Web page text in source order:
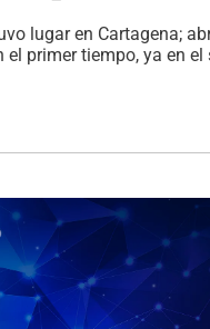
lugar en Cartagena;
el primer tiempo, ya en